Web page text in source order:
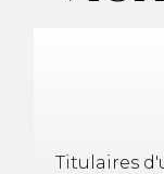
Titulaires